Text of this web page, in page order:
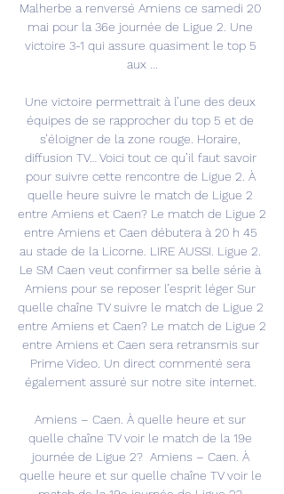
Malherbe a renversé Amiens ce samedi 20
mai pour la 36e journée de Ligue 2. Une
victoire 3-1 qui assure quasiment le top 5
aux ...
Une victoire permettrait à l’une des deux
équipes de se rapprocher du top 5 et de
s’éloigner de la zone rouge. Horaire,
diffusion TV… Voici tout ce qu’il faut savoir
pour suivre cette rencontre de Ligue 2. À
quelle heure suivre le match de Ligue 2
entre Amiens et Caen? Le match de Ligue 2
entre Amiens et Caen débutera à 20 h 45
au stade de la Licorne. LIRE AUSSI. Ligue 2.
Le SM Caen veut confirmer sa belle série à
Amiens pour se reposer l’esprit léger Sur
quelle chaîne TV suivre le match de Ligue 2
entre Amiens et Caen? Le match de Ligue 2
entre Amiens et Caen sera retransmis sur
Prime Video. Un direct commenté sera
également assuré sur notre site internet.
Amiens – Caen. À quelle heure et sur
quelle chaîne TV voir le match de la 19e
journée de Ligue 2? ﻿ Amiens – Caen. À
quelle heure et sur quelle chaîne TV voir le